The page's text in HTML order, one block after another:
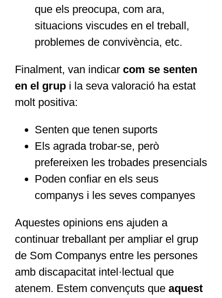
que els preocupa, com ara,
situacions viscudes en el treball,
problemes de convivència, etc.
Finalment, van indicar com se senten
en el grupi la seva valoració ha estat
molt positiva:
Senten que tenen suports
Els agrada trobar-se, però
prefereixen les trobades presencials
Poden confiar en els seus
companys i les seves companyes
Aquestes opinions ens ajuden a
continuar treballant per ampliar el grup
de Som Companys entre les persones
amb discapacitat intel·lectual que
atenem. Estem convençuts que aquest